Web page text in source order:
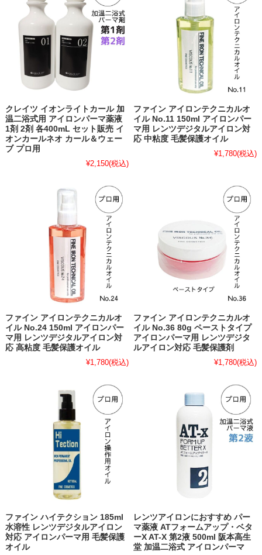
クレイツ イオンライトカール 加
温二浴式用 アイロンパーマ薬液
1剤 2剤 各400mL セット販売 イ
オンカールネオ カール＆ウェー
ブ プロ用
¥2,150(税込)
ファイン アイロンテクニカルオ
イル No.11 150ml アイロンパー
マ用 レンツデジタルアイロン対
応 中粘度 毛髪保護オイル
¥1,780(税込)
ファイン アイロンテクニカルオ
イル No.24 150ml アイロンパー
マ用 レンツデジタルアイロン対
応 高粘度 毛髪保護オイル
¥1,780(税込)
ファイン アイロンテクニカルオ
イル No.36 80g ペーストタイプ
アイロンパーマ用 レンツデジタ
ルアイロン対応 毛髪保護剤
¥1,780(税込)
ファイン ハイテクション 185ml
水溶性 レンツデジタルアイロン
対応 アイロンパーマ用 毛髪保護
オイル
レンツアイロンにおすすめ パー
マ薬液 ATフォームアップ・ベタ
ーX AT-X 第2液 500ml 阪本高生
堂 加温二浴式 アイロンパーマ